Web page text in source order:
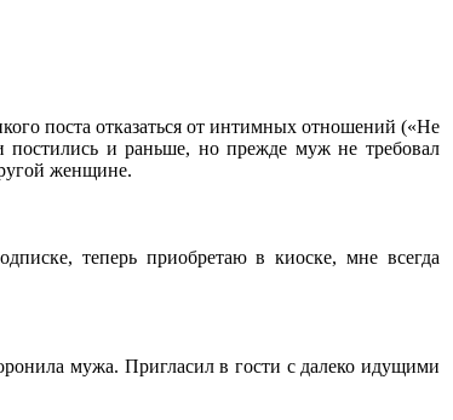
поста отказаться от интимных отношений («Не
и раньше, но прежде муж не требовал
женщине.
теперь приобретаю в киоске, мне всегда
мужа. Пригласил в гости с далеко идущими